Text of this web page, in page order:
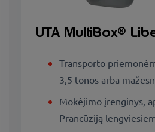
UTA MultiBox®
Transporto
3,5 tonos arba
Mokėjimo įrenginys,
Prancūziją